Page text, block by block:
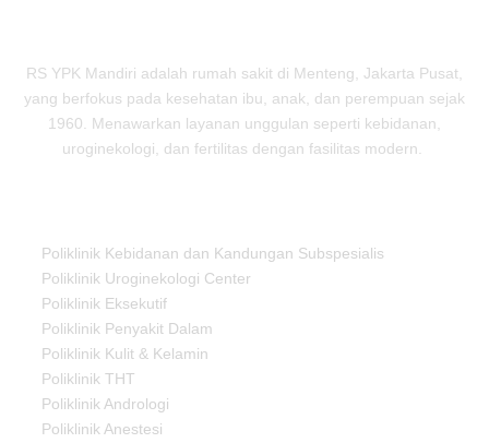
RS YPK Mandiri adalah rumah sakit di Menteng, Jakarta Pusat,
yang berfokus pada kesehatan ibu, anak, dan perempuan sejak
1960. Menawarkan layanan unggulan seperti kebidanan,
uroginekologi, dan fertilitas dengan fasilitas modern.
Poliklinik Kebidanan dan Kandungan Subspesialis
Poliklinik Uroginekologi Center
Poliklinik Eksekutif
Poliklinik Penyakit Dalam
Poliklinik Kulit & Kelamin
Poliklinik THT
Poliklinik Andrologi
Poliklinik Anestesi